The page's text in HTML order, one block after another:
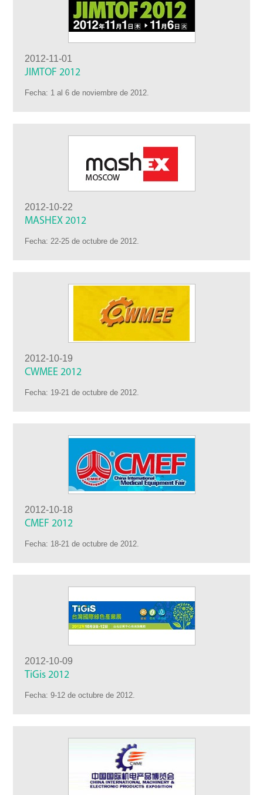
2012-11-01
JIMTOF 2012
Fecha: 1 al 6 de noviembre de 2012.
2012-10-22
MASHEX 2012
Fecha: 22-25 de octubre de 2012.
2012-10-19
CWMEE 2012
Fecha: 19-21 de octubre de 2012.
2012-10-18
CMEF 2012
Fecha: 18-21 de octubre de 2012.
2012-10-09
TiGis 2012
Fecha: 9-12 de octubre de 2012.